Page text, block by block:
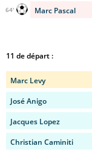
Marc Pascal
64'
11 de départ :
Marc Levy
José Anigo
Jacques Lopez
Christian Caminiti